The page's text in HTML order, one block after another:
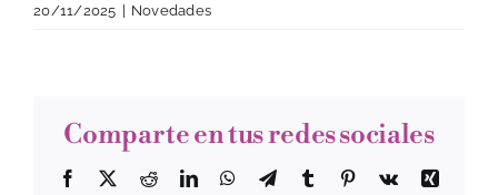
20/11/2025 | Novedades
Comparte en tus redes sociales
Facebook
TwitterRedditLinkedInWhatsApp
TelegramTumblr Pinterest
Vk
Xing